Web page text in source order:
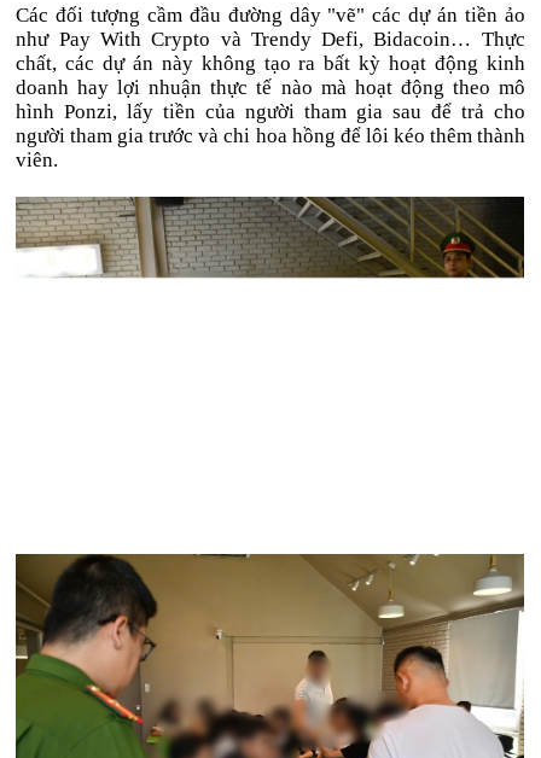
Các đối tượng cầm đầu đường dây "vẽ" các dự án tiền ảo
như Pay With Crypto và Trendy Defi, Bidacoin… Thực
chất, các dự án này không tạo ra bất kỳ hoạt động kinh
doanh hay lợi nhuận thực tế nào mà hoạt động theo mô
hình Ponzi, lấy tiền của người tham gia sau để trả cho
người tham gia trước và chi hoa hồng để lôi kéo thêm thành
viên.